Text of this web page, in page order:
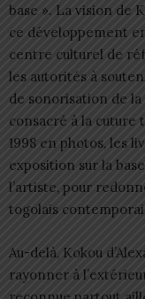
base ». La vision de
ce développement
centre culturel de
les autorités à
de sonorisation de la
consacré à la cuture
1998 en photos, les
exposition sur la
l’artiste, pour
togolais
Au-delà, Kokou
rayonner à